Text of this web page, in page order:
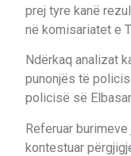
prej tyre kanë
në komisariatet e
Ndërkaq analizat
punonjës të
policisë së
Referuar
kontestuar